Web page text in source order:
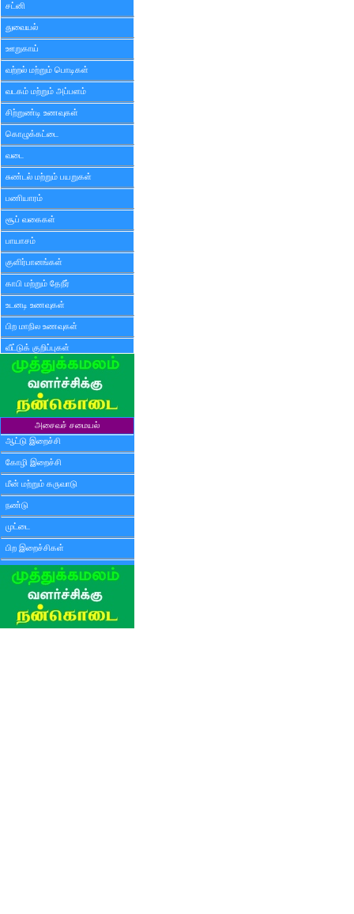
சட்னி
துவையல்
ஊறுகாய்
வற்றல் மற்றும் பொடிகள்
வடகம் மற்றும் அப்பளம்
சிற்றுண்டி உணவுகள்
கொழுக்கட்டை
வடை
சுண்டல் மற்றும் பயறுகள்
பணியாரம்
சூப் வகைகள்
பாயாசம்
குளிர்பானங்கள்
காபி மற்றும் தேநீர்
உடனடி உணவுகள்
பிற மாநில உணவுகள்
வீட்டுக் குறிப்புகள்
அசைவச் சமையல்
ஆட்டு இறைச்சி
கோழி இறைச்சி
மீன் மற்றும் கருவாடு
நண்டு
முட்டை
பிற இறைச்சிகள்